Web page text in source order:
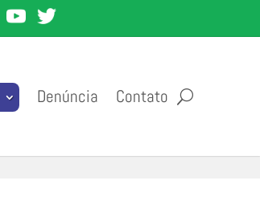
Denúncia Contato